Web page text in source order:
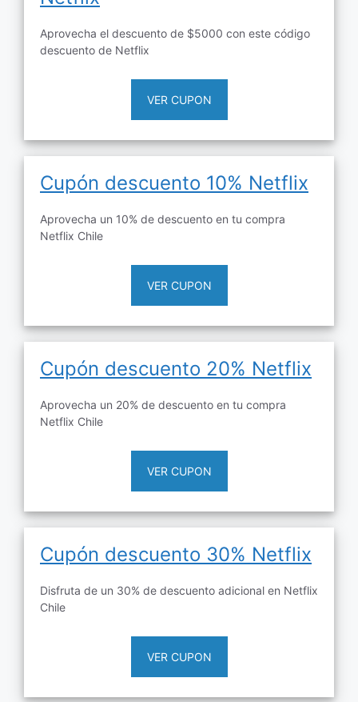
Aprovecha el descuento de $5000 con este código
descuento de Netflix
VER CUPON
Cupón descuento 10% Netflix
Aprovecha un 10% de descuento en tu compra
Netflix Chile
VER CUPON
Cupón descuento 20% Netflix
Aprovecha un 20% de descuento en tu compra
Netflix Chile
VER CUPON
Cupón descuento 30% Netflix
Disfruta de un 30% de descuento adicional en Netflix
Chile
VER CUPON